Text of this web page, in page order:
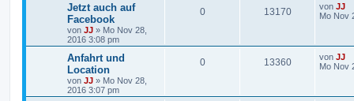
Jetzt auch auf
Facebook
von JJ » Mo Nov 28,
2016 3:08 pm
0 13170 von JJ
Mo Nov
Anfahrt und
Location
von JJ » Mo Nov 28,
2016 3:07 pm
0 13360 von JJ
Mo Nov